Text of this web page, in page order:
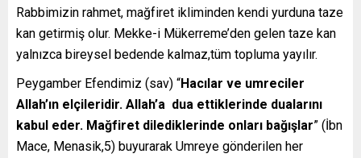
Rabbimizin rahmet, mağfiret ikliminden kendi yurduna taze
kan getirmiş olur. Mekke-i Mükerreme’den gelen taze kan
yalnızca bireysel bedende kalmaz,tüm topluma yayılır.
Peygamber Efendimiz (sav) “Hacılar ve umreciler
Allah’ın elçileridir. Allah’a dua ettiklerinde dualarını
kabul eder. Mağfiret dilediklerinde onları bağışlar” (İbn
Mace, Menasik,5) buyurarak Umreye gönderilen her